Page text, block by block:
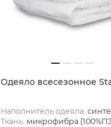
Одеяло всесезонное
Наполнитель одеяла:
Ткань: микрофибра